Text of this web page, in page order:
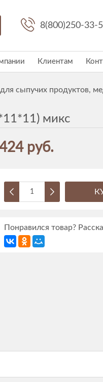
8(800)250-33-
Клиентам
для сыпучих продуктов,
микс
руб.
Понравился товар?